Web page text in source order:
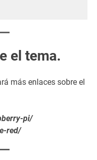
el tema.
más enlaces sobre el
pi/
red/